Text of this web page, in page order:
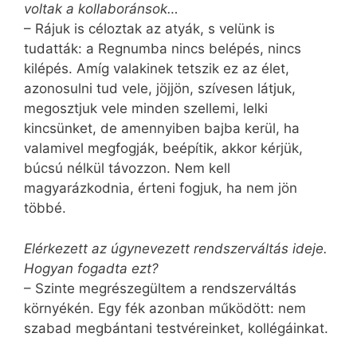
voltak a kollaboránsok…
– Rájuk is céloztak az atyák, s velünk is
tudatták: a Regnumba nincs belépés, nincs
kilépés. Amíg valakinek tetszik ez az élet,
azonosulni tud vele, jöjjön, szívesen látjuk,
megosztjuk vele minden szellemi, lelki
kincsünket, de amennyiben bajba kerül, ha
valamivel megfogják, beépítik, akkor kérjük,
búcsú nélkül távozzon. Nem kell
magyarázkodnia, érteni fogjuk, ha nem jön
többé.
Elérkezett az úgynevezett rendszerváltás ideje.
Hogyan fogadta ezt?
– Szinte megrészegültem a rendszerváltás
környékén. Egy fék azonban működött: nem
szabad megbántani testvéreinket, kollégáinkat.